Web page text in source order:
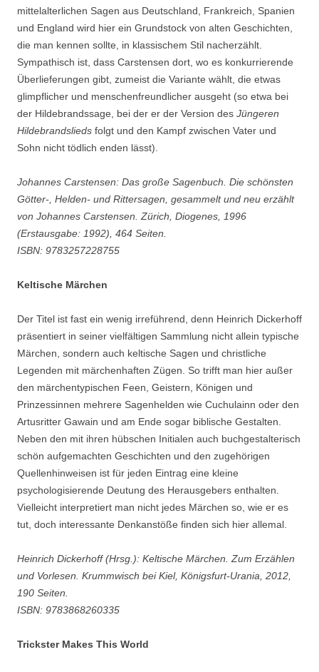
mittelalterlichen Sagen aus Deutschland, Frankreich, Spanien
und England wird hier ein Grundstock von alten Geschichten,
die man kennen sollte, in klassischem Stil nacherzählt.
Sympathisch ist, dass Carstensen dort, wo es konkurrierende
Überlieferungen gibt, zumeist die Variante wählt, die etwas
glimpflicher und menschenfreundlicher ausgeht (so etwa bei
der Hildebrandssage, bei der er der Version des Jüngeren
Hildebrandslieds folgt und den Kampf zwischen Vater und
Sohn nicht tödlich enden lässt).
Johannes Carstensen: Das große Sagenbuch. Die schönsten
Götter-, Helden- und Rittersagen, gesammelt und neu erzählt
von Johannes Carstensen. Zürich, Diogenes, 1996
(Erstausgabe: 1992), 464 Seiten.
ISBN: 9783257228755
Keltische Märchen
Der Titel ist fast ein wenig irreführend, denn Heinrich Dickerhoff
präsentiert in seiner vielfältigen Sammlung nicht allein typische
Märchen, sondern auch keltische Sagen und christliche
Legenden mit märchenhaften Zügen. So trifft man hier außer
den märchentypischen Feen, Geistern, Königen und
Prinzessinnen mehrere Sagenhelden wie Cuchulainn oder den
Artusritter Gawain und am Ende sogar biblische Gestalten.
Neben den mit ihren hübschen Initialen auch buchgestalterisch
schön aufgemachten Geschichten und den zugehörigen
Quellenhinweisen ist für jeden Eintrag eine kleine
psychologisierende Deutung des Herausgebers enthalten.
Vielleicht interpretiert man nicht jedes Märchen so, wie er es
tut, doch interessante Denkanstöße finden sich hier allemal.
Heinrich Dickerhoff (Hrsg.): Keltische Märchen. Zum Erzählen
und Vorlesen. Krummwisch bei Kiel, Königsfurt-Urania, 2012,
190 Seiten.
ISBN: 9783868260335
Trickster Makes This World